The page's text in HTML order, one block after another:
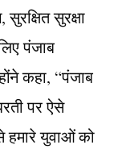
सुरक्षा
पंजाब
कहा, “पंजाब
पर ऐसे
हमारे युवाओं को